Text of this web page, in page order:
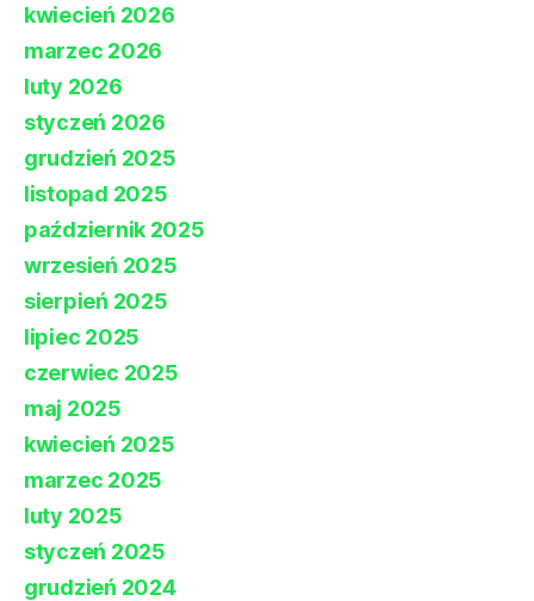
kwiecień 2026
marzec 2026
luty 2026
styczeń 2026
grudzień 2025
listopad 2025
październik 2025
wrzesień 2025
sierpień 2025
lipiec 2025
czerwiec 2025
maj 2025
kwiecień 2025
marzec 2025
luty 2025
styczeń 2025
grudzień 2024